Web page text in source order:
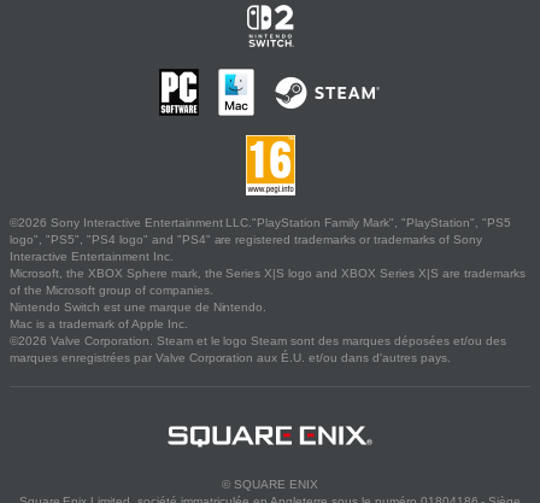
©2026 Sony Interactive Entertainment LLC."PlayStation Family Mark", "PlayStation", "PS5
logo", "PS5", "PS4 logo" and "PS4" are registered trademarks or trademarks of Sony
Interactive Entertainment Inc.
Microsoft, the XBOX Sphere mark, the Series X|S logo and XBOX Series X|S are trademarks
of the Microsoft group of companies.
Nintendo Switch est une marque de Nintendo.
Mac is a trademark of Apple Inc.
©2026 Valve Corporation. Steam et le logo Steam sont des marques déposées et/ou des
marques enregistrées par Valve Corporation aux É.U. et/ou dans d'autres pays.
© SQUARE ENIX